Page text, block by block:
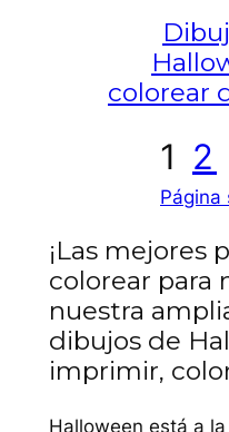
colorear
1 2
Página
¡Las mejores
colorear para
nuestra
dibujos de
imprimir,
Halloween está a